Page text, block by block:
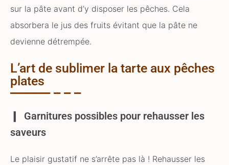
sur la pâte avant d’y disposer les pêches. Cela
absorbera le jus des fruits évitant que la pâte ne
devienne détrempée.
L’art de sublimer la tarte aux pêches
plates
Garnitures possibles pour rehausser les
saveurs
Le plaisir gustatif ne s’arrête pas là ! Rehausser les